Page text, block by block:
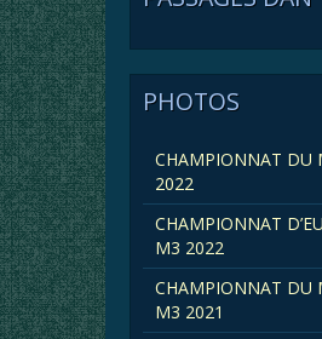
PHOTOS
CHAMPIONNAT DU
2022
CHAMPIONNAT
M3 2022
CHAMPIONNAT DU
M3 2021